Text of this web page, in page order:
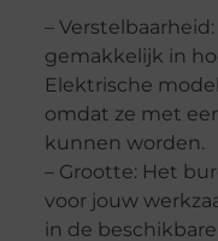
–
gemakkelijk in
Elektrische
omdat ze met
kunnen worden.
– Grootte: Het
voor jouw
in de